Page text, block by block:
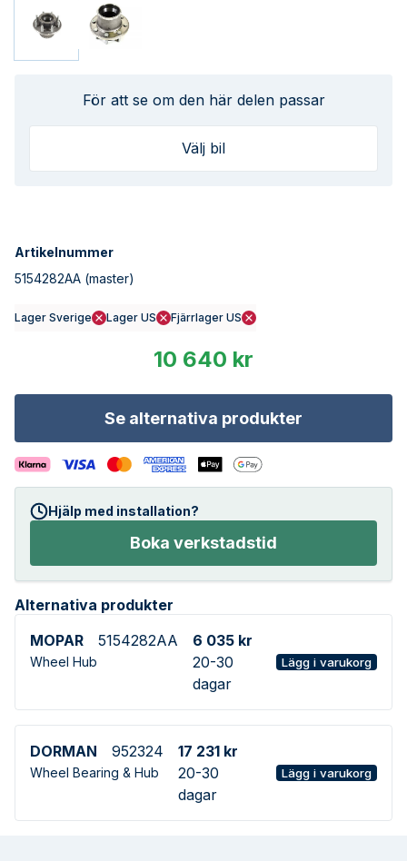
För att se om den här delen passar
Välj bil
Artikelnummer
5154282AA (master)
Lager Sverige Lager US Fjärrlager US
10 640 kr
Se alternativa produkter
Hjälp med installation?
Boka verkstadstid
Alternativa produkter
MOPAR
5154282AA
Wheel Hub
6 035 kr
20-30
dagar
Lägg i varukorg
DORMAN 952324
Wheel Bearing & Hub
17 231 kr
20-30
dagar
Lägg i varukorg